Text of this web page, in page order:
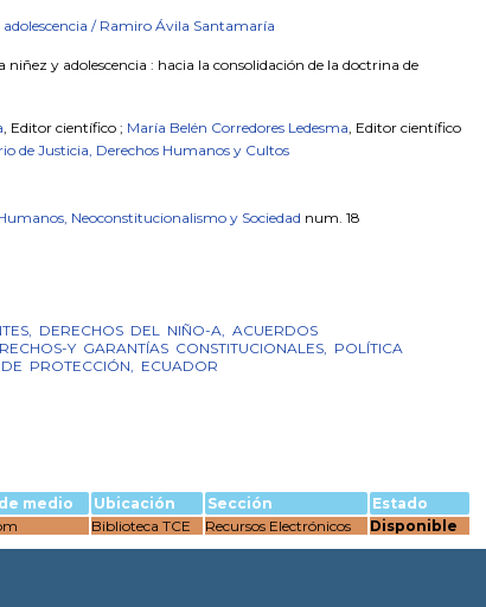
/ Ramiro Ávila Santamaría
niñez y adolescencia : hacia la consolidación de la doctrina de
, Editor científico ; María Belén Corredores Ledesma , Editor científico
de Justicia, Derechos Humanos y Cultos
Neoconstitucionalismo y Sociedad num. 18
DERECHOS DEL NIÑO-A,
ACUERDOS
Y GARANTÍAS CONSTITUCIONALES,
POLÍTICA
DE PROTECCIÓN,
ECUADOR
medio Ubicación Sección
Estado
Biblioteca TCE Recursos Electrónicos Disponible